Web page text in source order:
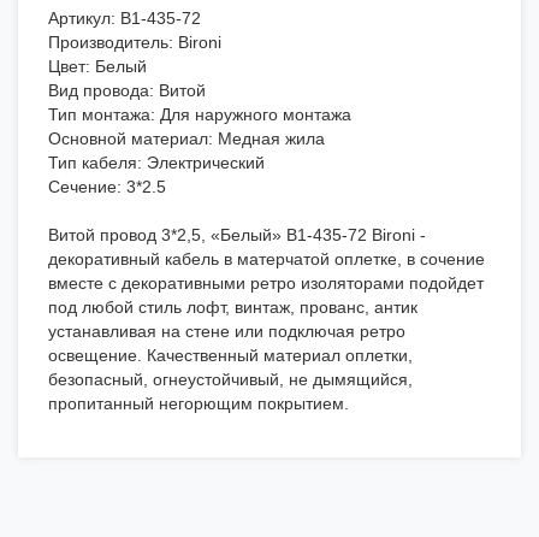
Артикул: В1-435-72
Производитель: Bironi
Цвет: Белый
Вид провода: Витой
Тип монтажа: Для наружного монтажа
Основной материал: Медная жила
Тип кабеля: Электрический
Сечение: 3*2.5
Витой провод 3*2,5, «Белый» В1-435-72 Bironi -
декоративный кабель в матерчатой оплетке, в сочение
вместе с декоративными ретро изоляторами подойдет
под любой стиль лофт, винтаж, прованс, антик
устанавливая на стене или подключая ретро
освещение. Качественный материал оплетки,
безопасный, огнеустойчивый, не дымящийся,
пропитанный негорющим покрытием.